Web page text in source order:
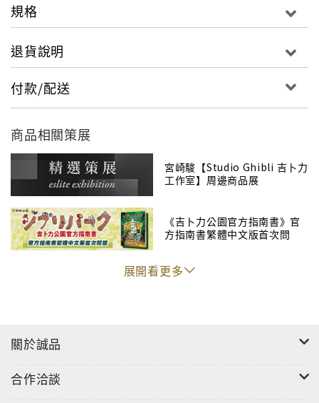
規格
退貨說明
付款/配送
商品相關策展
宮崎駿【Studio Ghibli 吉卜力
工作室】周邊商品展
《吉卜力公園官方指南書》官
方指南書繁體中文版首次問
展開看更多
關於誠品
合作洽談